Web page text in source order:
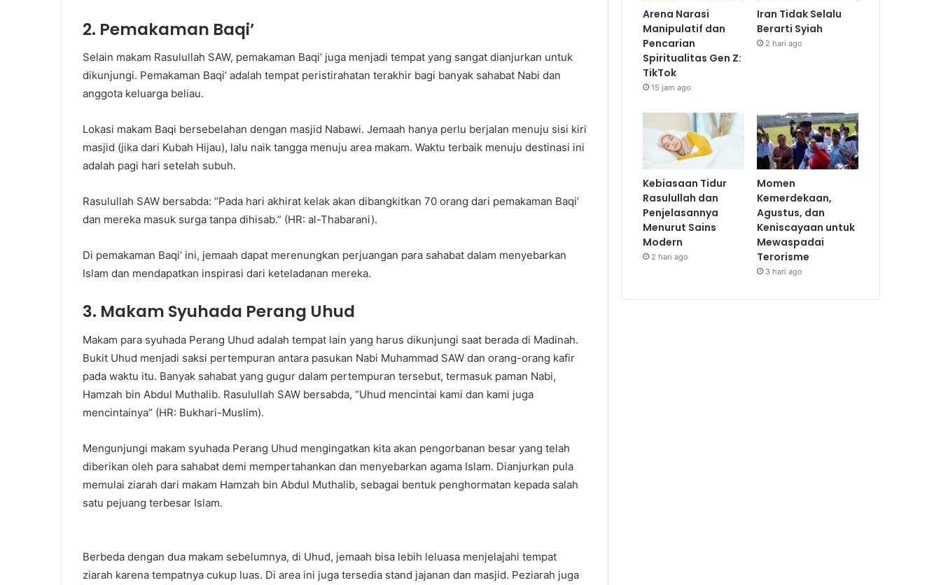
2. Pemakaman Baqi’
Selain makam Rasulullah SAW, pemakaman Baqi’ juga menjadi tempat yang sangat dianjurkan untuk
dikunjungi. Pemakaman Baqi’ adalah tempat peristirahatan terakhir bagi banyak sahabat Nabi dan
anggota keluarga beliau.
Lokasi makam Baqi bersebelahan dengan masjid Nabawi. Jemaah hanya perlu berjalan menuju sisi kiri
masjid (jika dari Kubah Hijau), lalu naik tangga menuju area makam. Waktu terbaik menuju destinasi ini
adalah pagi hari setelah subuh.
Rasulullah SAW bersabda: “Pada hari akhirat kelak akan dibangkitkan 70 orang dari pemakaman Baqi’
dan mereka masuk surga tanpa dihisab.” (HR: al-Thabarani).
Di pemakaman Baqi’ ini, jemaah dapat merenungkan perjuangan para sahabat dalam menyebarkan
Islam dan mendapatkan inspirasi dari keteladanan mereka.
3. Makam Syuhada Perang Uhud
Makam para syuhada Perang Uhud adalah tempat lain yang harus dikunjungi saat berada di Madinah.
Bukit Uhud menjadi saksi pertempuran antara pasukan Nabi Muhammad SAW dan orang-orang kafir
pada waktu itu. Banyak sahabat yang gugur dalam pertempuran tersebut, termasuk paman Nabi,
Hamzah bin Abdul Muthalib. Rasulullah SAW bersabda, “Uhud mencintai kami dan kami juga
mencintainya” (HR: Bukhari-Muslim).
Mengunjungi makam syuhada Perang Uhud mengingatkan kita akan pengorbanan besar yang telah
diberikan oleh para sahabat demi mempertahankan dan menyebarkan agama Islam. Dianjurkan pula
memulai ziarah dari makam Hamzah bin Abdul Muthalib, sebagai bentuk penghormatan kepada salah
satu pejuang terbesar Islam.
Berbeda dengan dua makam sebelumnya, di Uhud, jemaah bisa lebih leluasa menjelajahi tempat
ziarah karena tempatnya cukup luas. Di area ini juga tersedia stand jajanan dan masjid. Peziarah juga
Arena Narasi
Manipulatif dan
Pencarian
Spiritualitas Gen Z:
TikTok
15 jam ago
Iran Tidak Selalu
Berarti Syiah
2 hari ago
Kebiasaan Tidur
Rasulullah dan
Penjelasannya
Menurut Sains
Modern
2 hari ago
Momen
Kemerdekaan,
Agustus, dan
Keniscayaan untuk
Mewaspadai
Terorisme
3 hari ago